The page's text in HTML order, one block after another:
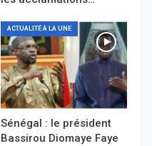
ACTUALITÉ À LA UNE
Sénégal : le président
Bassirou Diomaye Faye